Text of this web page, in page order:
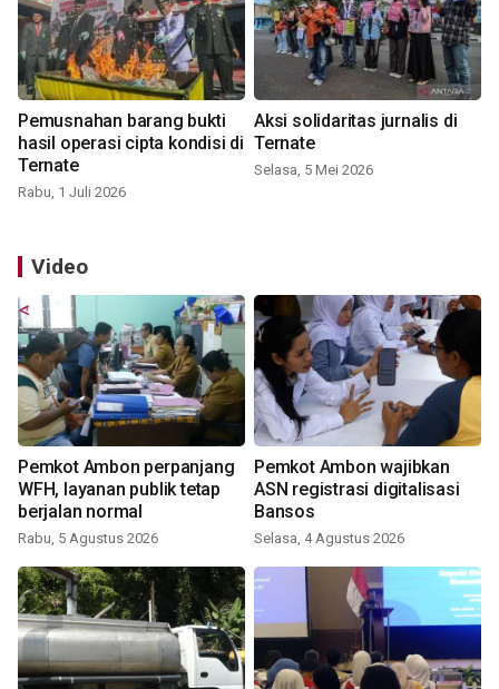
Pemusnahan barang bukti
hasil operasi cipta kondisi di
Ternate
Rabu, 1 Juli 2026
Aksi solidaritas jurnalis di
Ternate
Selasa, 5 Mei 2026
Video
Pemkot Ambon perpanjang
WFH, layanan publik tetap
berjalan normal
Rabu, 5 Agustus 2026
Pemkot Ambon wajibkan
ASN registrasi digitalisasi
Bansos
Selasa, 4 Agustus 2026